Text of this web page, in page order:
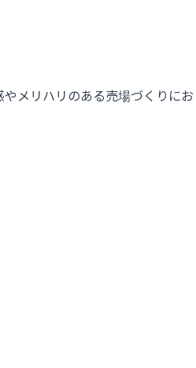
やメリハリのある売場づくりにお